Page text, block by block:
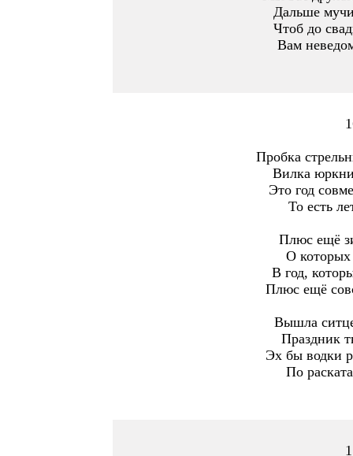
Дальше
Чтоб до
Вам
Пробка
Вилка
Это год
То есть
Плюс ещё
О которых
В год,
Плюс ещё
Вышла
Праздник
Эх бы водки
По